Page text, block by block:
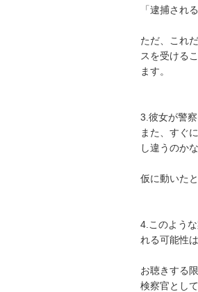
「逮捕され
ただ、これ
スを受ける
ます。
3.彼女が警
また、すぐ
し違うのかな
仮に動いた
4.このよう
れる可能性
お聴きする
検察官とし